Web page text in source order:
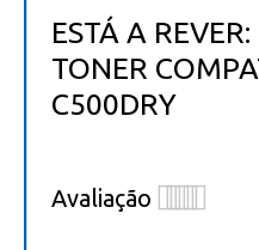
ESTÁ A REVER:
TONER
C500DRY
Avaliação